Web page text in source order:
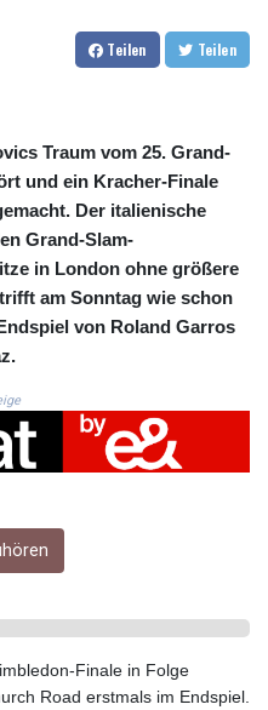
1.156136
30.637594
7.477932
67.345355
153.688625
57.293288
17.342035
184.982115
2.553384
0.8566
3.017966
0.8566
13.596606
10145.090599
8.820142
9.067746
7.536622
151.150865
Teilen Teilen
Traum vom 25. Grand-
und ein Kracher-Finale
Der italienische
Grand-Slam-
in London ohne größere
am Sonntag wie schon
von Roland Garros
Finale in Folge
Road erstmals im Endspiel.